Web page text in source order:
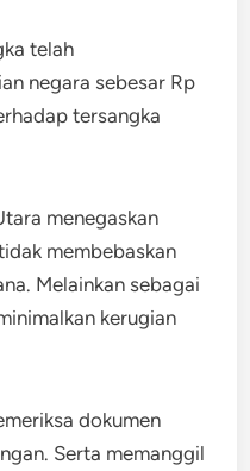
telah
negara sebesar Rp
tersangka
menegaskan
membebaskan
Melainkan sebagai
kerugian
dokumen
Serta memanggil